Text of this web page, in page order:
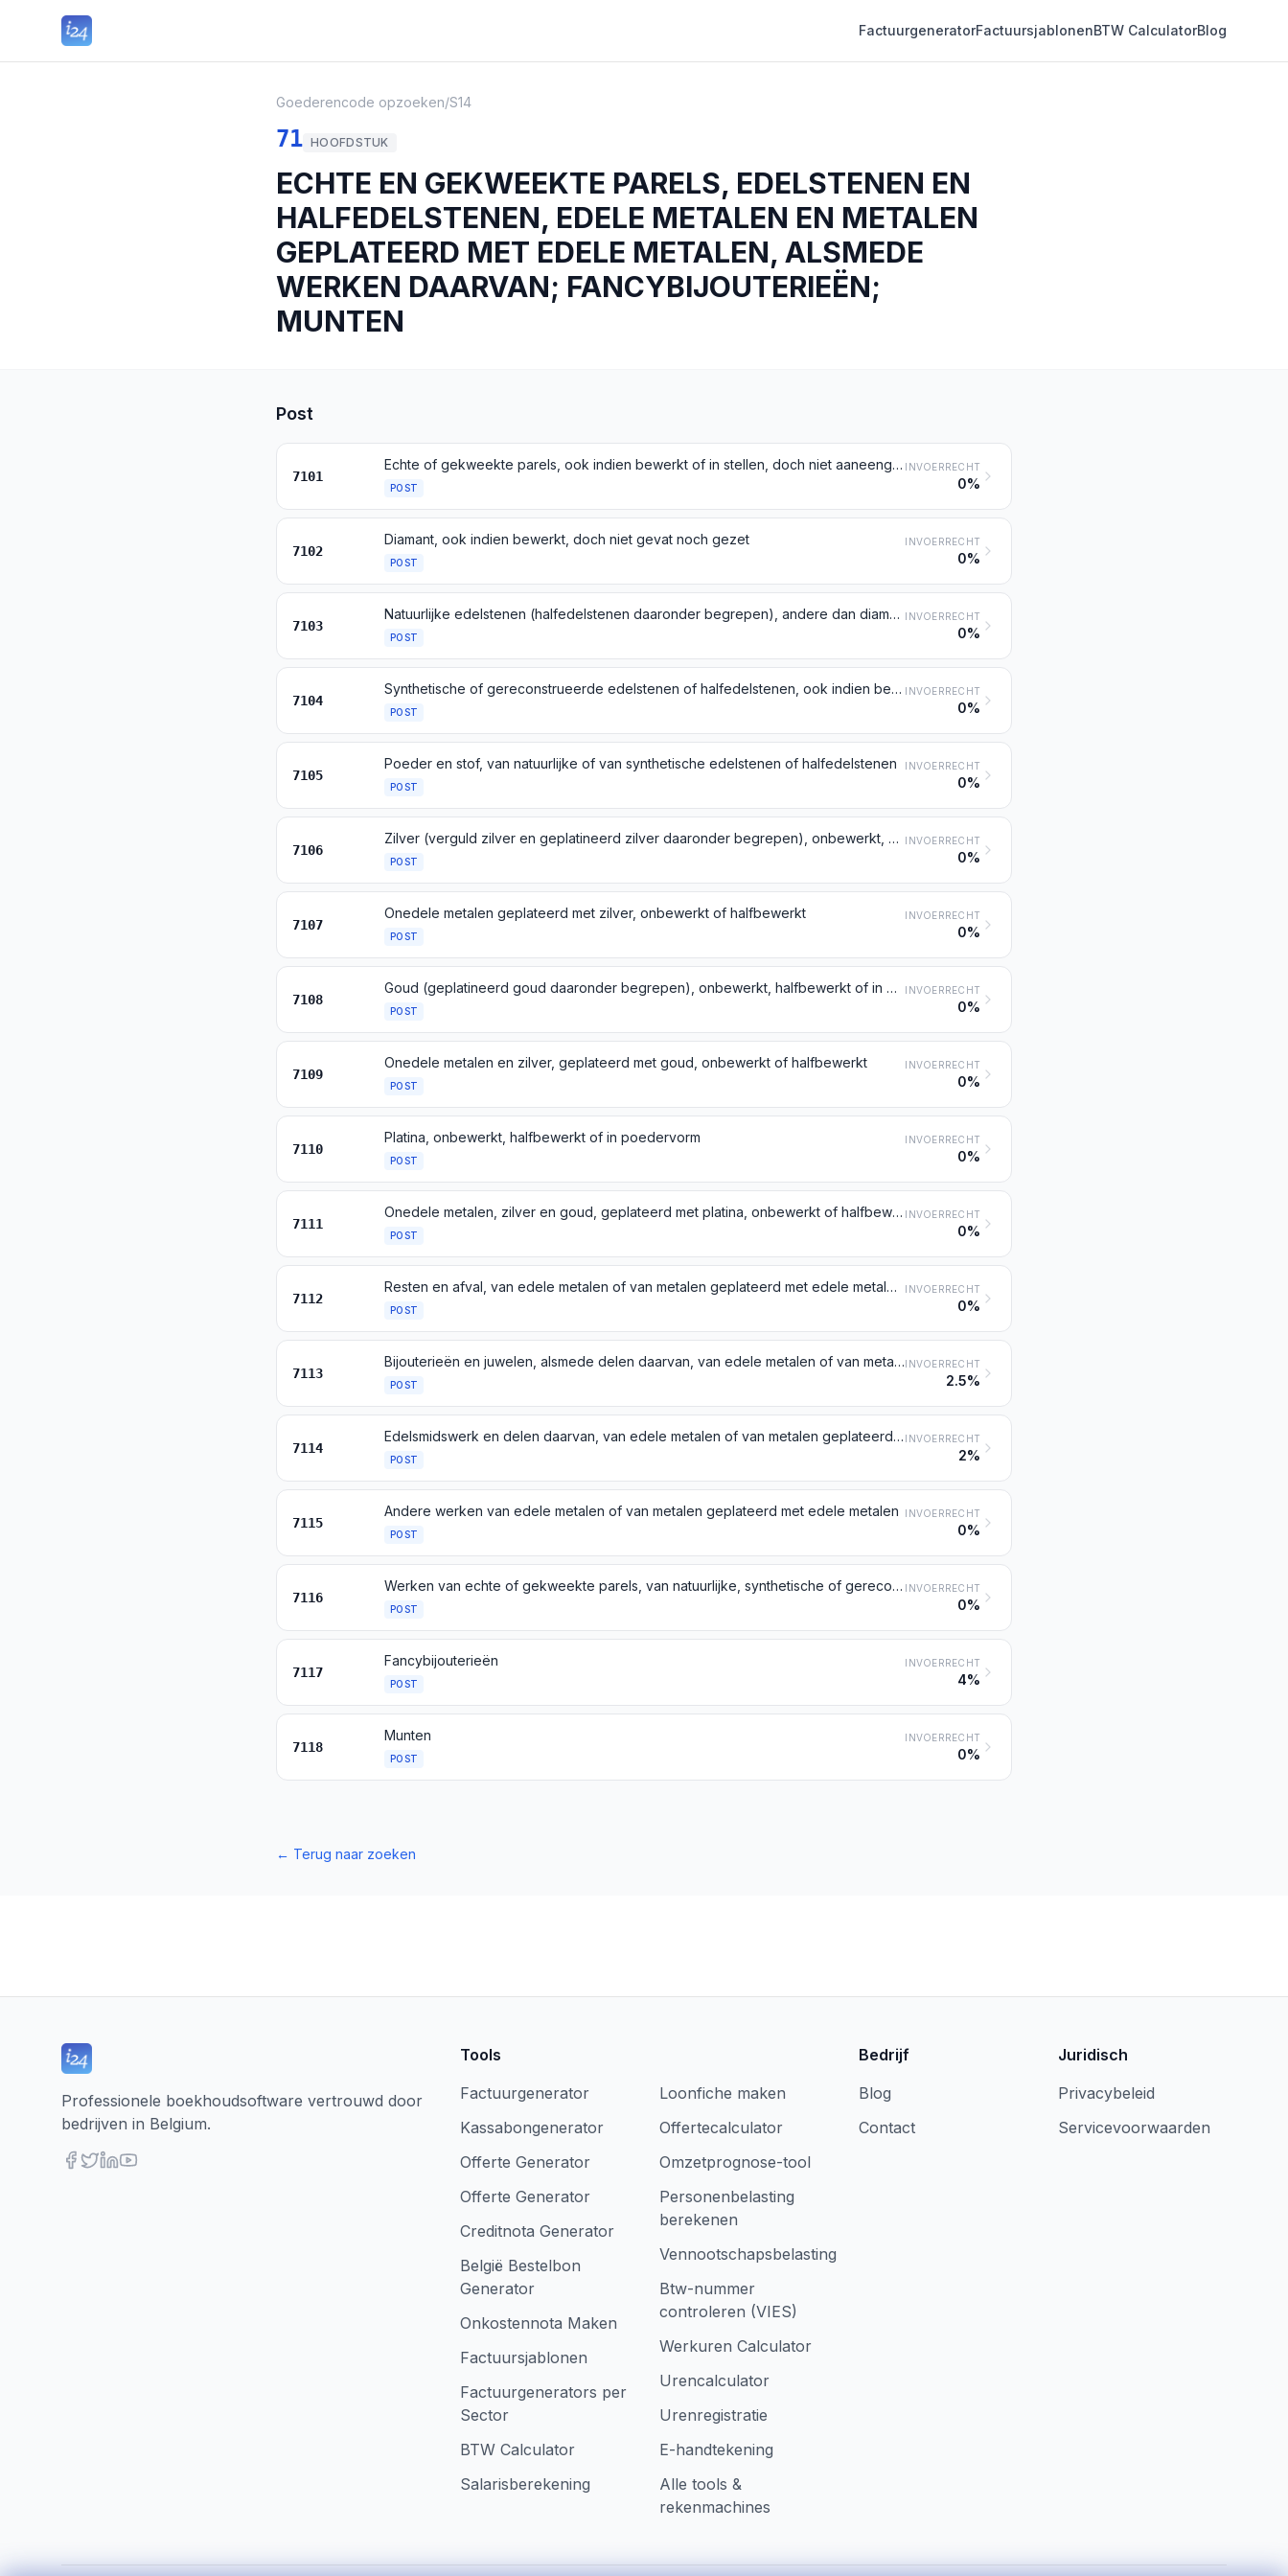
FactuurgeneratorFactuursjablonenBTW CalculatorBlog
Goederencode opzoeken/S14
71 HOOFDSTUK
ECHTE EN GEKWEEKTE PARELS, EDELSTENEN EN
HALFEDELSTENEN, EDELE METALEN EN METALEN
GEPLATEERD MET EDELE METALEN, ALSMEDE
WERKEN DAARVAN; FANCYBIJOUTERIEËN;
MUNTEN
Post
7101
Echte of gekweekte parels, ook indien bewerkt of in stellen, doch niet aaneengeregen, gezet noch gevat; echte of gekweekte parels, tijdelijk aaneengeregen met het oog op het vervoer
POST
INVOERRECHT
0%
7102
Diamant, ook indien bewerkt, doch niet gevat noch gezet
POST
INVOERRECHT
0%
7103
Natuurlijke edelstenen (halfedelstenen daaronder begrepen), andere dan diamant, ook indien bewerkt of in stellen, doch niet aaneengeregen, gevat noch gezet; natuurlijke edelstenen (halfedelstenen daaronder begrepen), andere dan diamant, niet in stellen, tijdelijk aaneengeregen met het oog op het vervoer
POST
INVOERRECHT
0%
7104
Synthetische of gereconstrueerde edelstenen of halfedelstenen, ook indien bewerkt of in stellen, doch niet aaneengeregen, gevat noch gezet; synthetische of gereconstrueerde edelstenen of halfedelstenen, niet in stellen, tijdelijk aaneengeregen met het oog op vervoer
POST
INVOERRECHT
0%
7105
Poeder en stof, van natuurlijke of van synthetische edelstenen of halfedelstenen
POST
INVOERRECHT
0%
7106
Zilver (verguld zilver en geplatineerd zilver daaronder begrepen), onbewerkt, halfbewerkt of in poedervorm
POST
INVOERRECHT
0%
7107
Onedele metalen geplateerd met zilver, onbewerkt of halfbewerkt
POST
INVOERRECHT
0%
7108
Goud (geplatineerd goud daaronder begrepen), onbewerkt, halfbewerkt of in poedervorm
POST
INVOERRECHT
0%
7109
Onedele metalen en zilver, geplateerd met goud, onbewerkt of halfbewerkt
POST
INVOERRECHT
0%
7110
Platina, onbewerkt, halfbewerkt of in poedervorm
POST
INVOERRECHT
0%
7111
Onedele metalen, zilver en goud, geplateerd met platina, onbewerkt of halfbewerkt
POST
INVOERRECHT
0%
7112
Resten en afval, van edele metalen of van metalen geplateerd met edele metalen; andere resten en afval, bevattende edele metalen of verbindingen van edele metalen, van de soort hoofdzakelijk gebruikt voor het terugwinnen van edele metalen, andere dan goederen bedoeld bij post 8549
POST
INVOERRECHT
0%
7113
Bijouterieën en juwelen, alsmede delen daarvan, van edele metalen of van metalen geplateerd met edele metalen
POST
INVOERRECHT
2.5%
7114
Edelsmidswerk en delen daarvan, van edele metalen of van metalen geplateerd met edele metalen
POST
INVOERRECHT
2%
7115
Andere werken van edele metalen of van metalen geplateerd met edele metalen
POST
INVOERRECHT
0%
7116
Werken van echte of gekweekte parels, van natuurlijke, synthetische of gereconstrueerde edelstenen of halfedelstenen
POST
INVOERRECHT
0%
7117
Fancybijouterieën
POST
INVOERRECHT
4%
7118
Munten
POST
INVOERRECHT
0%
← Terug naar zoeken
Professionele boekhoudsoftware vertrouwd door
bedrijven in Belgium.
Tools
Factuurgenerator
Kassabongenerator
Offerte Generator
Offerte Generator
Creditnota Generator
België Bestelbon
Generator
Onkostennota Maken
Factuursjablonen
Factuurgenerators per
Sector
BTW Calculator
Salarisberekening
Loonfiche maken
Offertecalculator
Omzetprognose-tool
Personenbelasting
berekenen
Vennootschapsbelasting
Btw-nummer
controleren (VIES)
Werkuren Calculator
Urencalculator
Urenregistratie
E-handtekening
Alle tools &
rekenmachines
Bedrijf
Blog
Contact
Juridisch
Privacybeleid
Servicevoorwaarden